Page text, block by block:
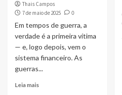
Thais Campos
7 de maio de 2025
0
Em tempos de guerra, a
verdade é a primeira vítima
— e, logo depois, vem o
sistema financeiro. As
guerras...
Leia mais